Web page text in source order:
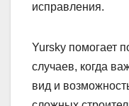
исправления.
Yursky помогает
случаев, когда
вид и